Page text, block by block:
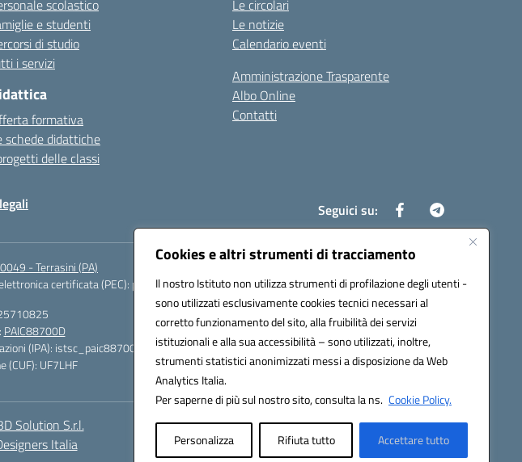
Cookies e altri strumenti di tracciamento
Il nostro Istituto non utilizza strumenti di profilazione degli utenti -
sono utilizzati esclusivamente cookies tecnici necessari al
corretto funzionamento del sito, alla fruibilità dei servizi
istituzionali e alla sua accessibilità – sono utilizzati, inoltre,
strumenti statistici anonimizzati messi a disposizione da Web
Analytics Italia.
Per saperne di più sul nostro sito, consulta la ns. Cookie Policy.
Personalizza Rifiuta tutto Accettare tutto
scolastico
e studenti
di studio
i servizi
formativa
schede didattiche
delle classi
Le circolari
Le notizie
Calendario eventi
Amministrazione Trasparente
Albo Online
Contatti
Seguici su:
- Terrasini (PA)
certificata (PEC): paic88700d@pec.istruzione.it
PAIC88700D
(IPA): istsc_paic88700d
(CUF): UF7LHF
Solution S.r.l.
Italia